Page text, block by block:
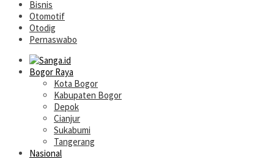
Bisnis
Otomotif
Otodig
Pernaswabo
Bogor Raya
Kota Bogor
Kabupaten Bogor
Depok
Cianjur
Sukabumi
Tangerang
Nasional